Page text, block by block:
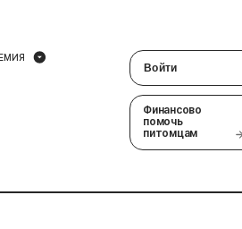
Войти
Финансово
помочь
питомцам